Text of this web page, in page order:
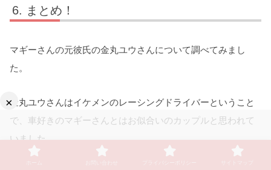
まとめ！
マギーさんの元彼氏の金丸ユウさんについて調べてみまし
た。
金丸ユウさんはイケメンのレーシングドライバーということ
で、車好きのマギーさんとはお似合いのカップルと思われて
いました。
×